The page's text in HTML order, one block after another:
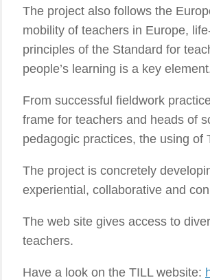
The project also follows the
mobility of teachers in Europe,
principles of the Standard for
people’s learning is a key
From successful fieldwork
frame for teachers and heads of
pedagogic practices, the using of
The project is concretely
experiential, collaborative and
The web site gives access to
teachers.
Have a look on the TILL website: